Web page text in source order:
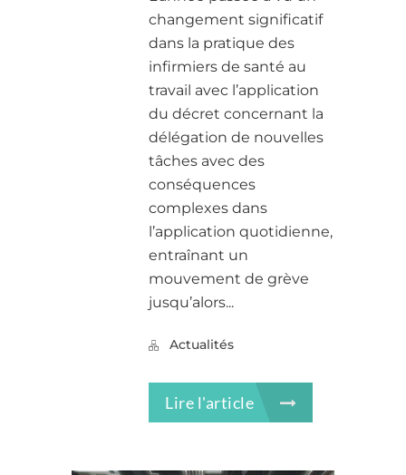
changement significatif
dans la pratique des
infirmiers de santé au
travail avec l’application
du décret concernant la
délégation de nouvelles
tâches avec des
conséquences
complexes dans
l’application quotidienne,
entraînant un
mouvement de grève
jusqu’alors...
Actualités
Lire l'article